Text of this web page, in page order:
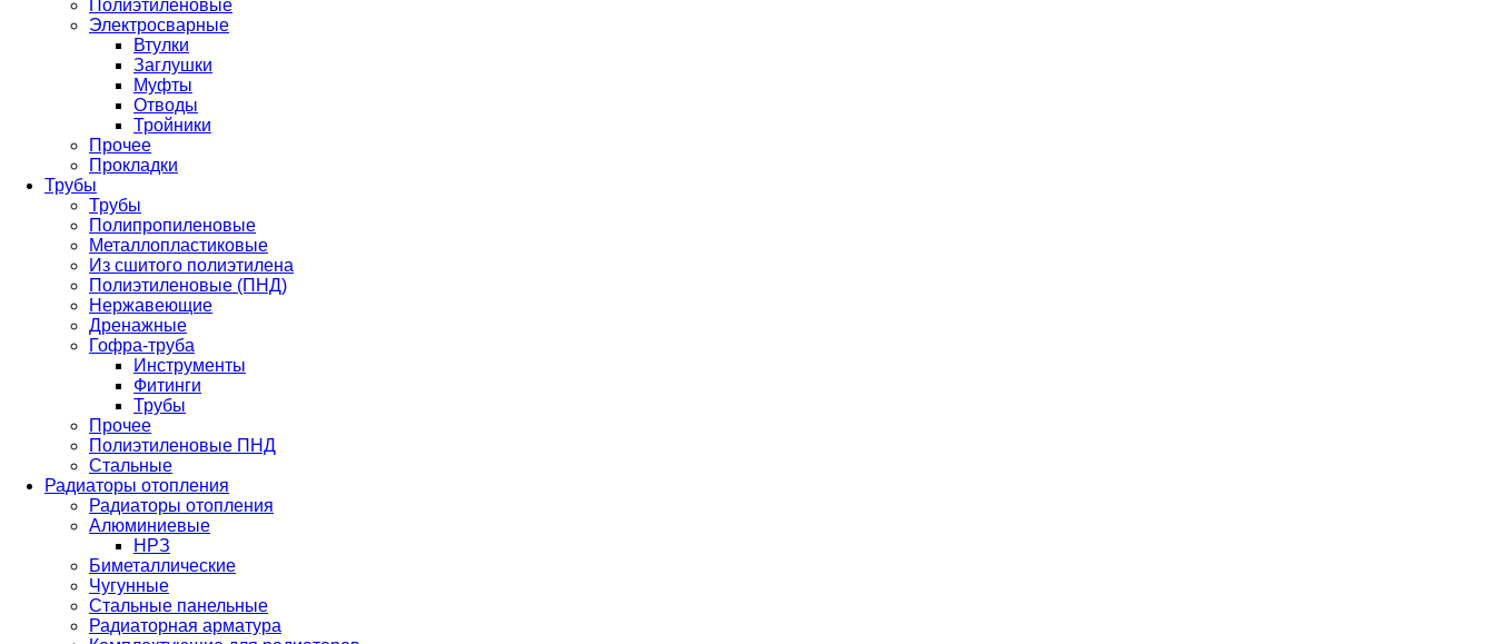
Полиэтиленовые
Электросварные
Втулки
Заглушки
Муфты
Отводы
Тройники
Прочее
Прокладки
Трубы
Трубы
Полипропиленовые
Металлопластиковые
Из сшитого полиэтилена
Полиэтиленовые (ПНД)
Нержавеющие
Дренажные
Гофра-труба
Инструменты
Фитинги
Трубы
Прочее
Полиэтиленовые ПНД
Стальные
Радиаторы отопления
Радиаторы отопления
Алюминиевые
НРЗ
Биметаллические
Чугунные
Стальные панельные
Радиаторная арматура